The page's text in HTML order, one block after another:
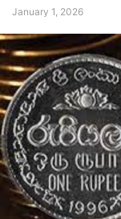
January 1, 2026